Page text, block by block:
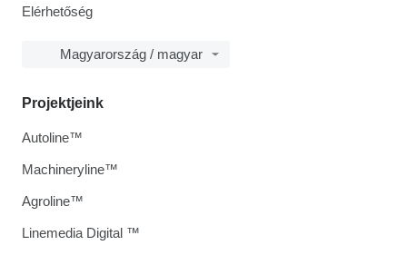
Elérhetőség
Magyarország / magyar
Projektjeink
Autoline™
Machineryline™
Agroline™
Linemedia Digital ™